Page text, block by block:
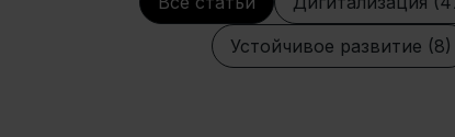
Устойчивое развитие (8)